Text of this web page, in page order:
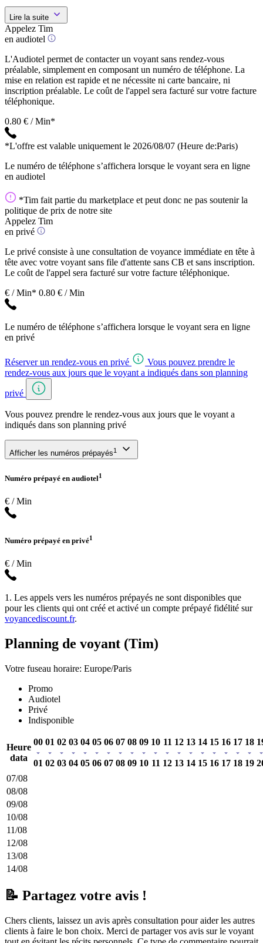
Lire la suite
Appelez Tim
en audiotel
L'Audiotel permet de contacter un voyant sans rendez-vous
préalable, simplement en composant un numéro de téléphone. La
mise en relation est rapide et ne nécessite ni carte bancaire, ni
inscription préalable. Le coût de l'appel sera facturé sur votre facture
téléphonique.
0.80 € / Min*
*L'offre est valable uniquement le 2026/08/07 (Heure de:Paris)
Le numéro de téléphone s’affichera lorsque le voyant sera en ligne
en audiotel
*Tim fait partie du marketplace et peut donc ne pas soutenir la
politique de prix de notre site
Appelez Tim
en privé
Le privé consiste à une consultation de voyance immédiate en tête à
tête avec votre voyant sans file d'attente sans CB et sans inscription.
Le coût de l'appel sera facturé sur votre facture téléphonique.
€ / Min* 0.80 € / Min
Le numéro de téléphone s’affichera lorsque le voyant sera en ligne
en privé
Réserver un rendez-vous en privé
Vous pouvez prendre le
rendez-vous aux jours que le voyant a indiqués dans son planning
privé
Vous pouvez prendre le rendez-vous aux jours que le voyant a
indiqués dans son planning privé
Afficher les numéros prépayés1
Numéro prépayé en audiotel1
€ / Min
Numéro prépayé en privé1
€ / Min
1. Les appels vers les numéros prépayés ne sont disponibles que
pour les clients qui ont créé et activé un compte prépayé fidélité sur
voyancediscount.fr.
Planning de voyant (Tim)
Votre fuseau horaire: Europe/Paris
Promo
Audiotel
Privé
Indisponible
Heure
data
00
01
01
02
02
03
03
04
04
05
05
06
06
07
07
08
08
09
09
10
10
11
11
12
12
13
13
14
14
15
15
16
16
17
17
18
18
19
07/08
08/08
09/08
10/08
11/08
12/08
13/08
14/08
📝 Partagez votre avis !
Chers clients, laissez un avis après consultation pour aider les autres
clients à faire le bon choix. Merci de partager vos avis sur le voyant